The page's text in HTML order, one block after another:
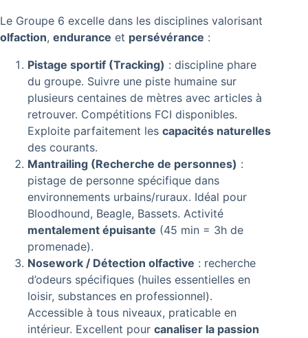
Le Groupe 6 excelle dans les disciplines valorisant
olfaction, endurance et persévérance :
Pistage sportif (Tracking) : discipline phare
du groupe. Suivre une piste humaine sur
plusieurs centaines de mètres avec articles à
retrouver. Compétitions FCI disponibles.
Exploite parfaitement les capacités naturelles
des courants.
Mantrailing (Recherche de personnes) :
pistage de personne spécifique dans
environnements urbains/ruraux. Idéal pour
Bloodhound, Beagle, Bassets. Activité
mentalement épuisante (45 min = 3h de
promenade).
Nosework / Détection olfactive : recherche
d’odeurs spécifiques (huiles essentielles en
loisir, substances en professionnel).
Accessible à tous niveaux, praticable en
intérieur. Excellent pour canaliser la passion